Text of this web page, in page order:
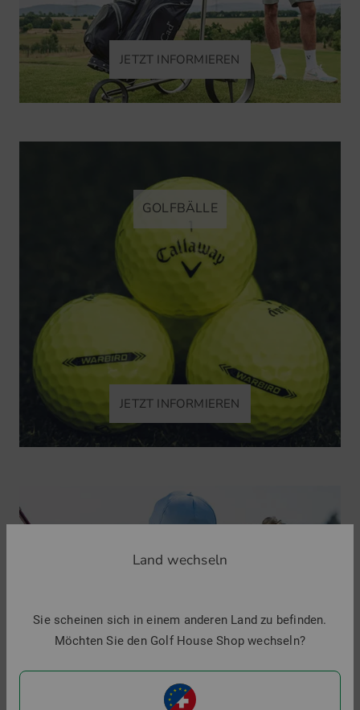
JETZT INFORMIEREN
GOLFBÄLLE
JETZT INFORMIEREN
FITTING
Land wechseln
Sie scheinen sich in einem anderen Land zu befinden.
Möchten Sie den Golf House Shop wechseln?